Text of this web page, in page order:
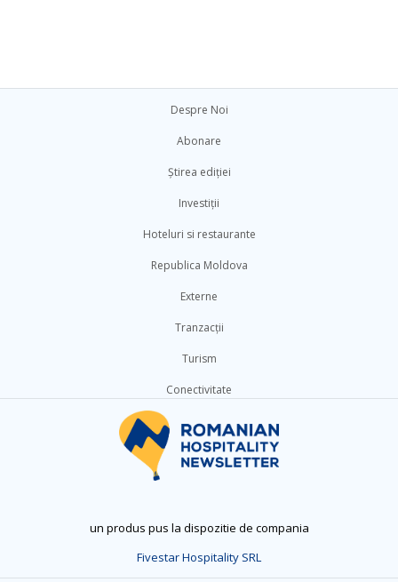
Despre Noi
Abonare
Știrea ediției
Investiții
Hoteluri si restaurante
Republica Moldova
Externe
Tranzacții
Turism
Conectivitate
un produs pus la dispozitie de compania
Fivestar Hospitality SRL